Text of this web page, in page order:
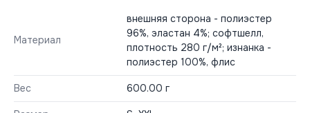
Материал
внешняя сторона - полиэстер
96%, эластан 4%; софтшелл,
плотность 280 г/м²; изнанка -
полиэстер 100%, флис
Вес 600.00 г